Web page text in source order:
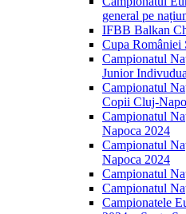
general pe
IFBB Balkan
Cupa României
Campionatul
Junior
Campionatul
Copii Cluj-
Campionatul
Napoca 2024
Campionatul
Napoca 2024
Campionatul
Campionatul
Campionatele